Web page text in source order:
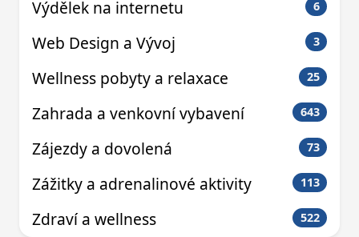
Výdělek na internetu 6
Web Design a Vývoj 3
Wellness pobyty a relaxace 25
Zahrada a venkovní vybavení 643
Zájezdy a dovolená 73
Zážitky a adrenalinové aktivity 113
Zdraví a wellness 522